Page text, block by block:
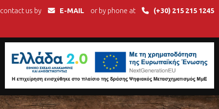
contact us by E-MAIL or by phone at (+30) 215 215 1245